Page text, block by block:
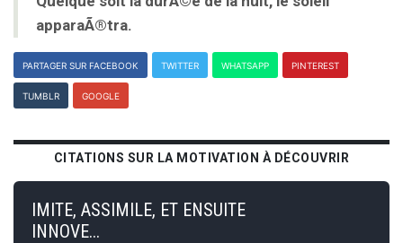
apparaÃ®tra.
PARTAGER SUR FACEBOOK TWITTER WHATSAPP PINTEREST
TUMBLR GOOGLE
CITATIONS SUR LA MOTIVATION À DÉCOUVRIR
IMITE, ASSIMILE, ET ENSUITE
INNOVE...